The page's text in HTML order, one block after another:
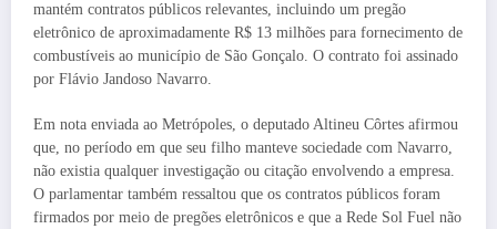
mantém contratos públicos relevantes, incluindo um pregão
eletrônico de aproximadamente R$ 13 milhões para fornecimento de
combustíveis ao município de São Gonçalo. O contrato foi assinado
por Flávio Jandoso Navarro.
Em nota enviada ao Metrópoles, o deputado Altineu Côrtes afirmou
que, no período em que seu filho manteve sociedade com Navarro,
não existia qualquer investigação ou citação envolvendo a empresa.
O parlamentar também ressaltou que os contratos públicos foram
firmados por meio de pregões eletrônicos e que a Rede Sol Fuel não